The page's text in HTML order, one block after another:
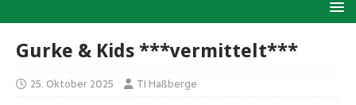
Gurke & Kids ***vermittelt***
25. Oktober 2025 TI Haßberge